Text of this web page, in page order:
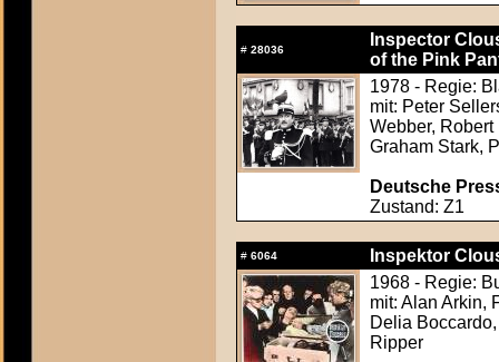
# 28036
Inspector
of the Pink
1978 - Regie:
mit: Peter
Webber,
Graham Stark,
Deutsche
Zustand: Z1
# 6064
Inspektor
1968 - Regie:
mit: Alan Arkin,
Delia
Ripper